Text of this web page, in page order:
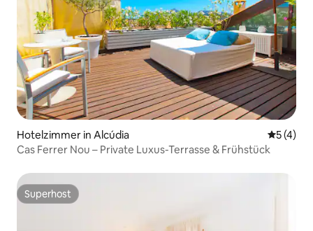
Hotelzimmer in Alcúdia
5 (4)
Cas Ferrer Nou – Private Luxus-Terrasse & Frühstück
Superhost
Superhost